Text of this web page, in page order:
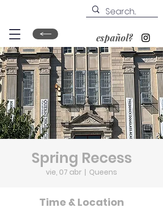
español?
Spring Recess
vie, 07 abr
  |
Queens
Time & Location